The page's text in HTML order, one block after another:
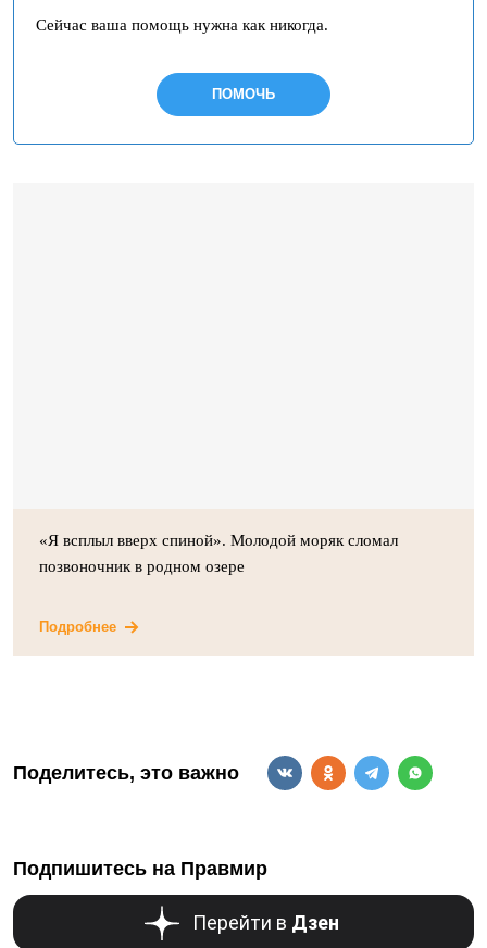
Сейчас ваша помощь нужна как никогда.
ПОМОЧЬ
«Я всплыл вверх спиной». Молодой моряк сломал
позвоночник в родном озере
Подробнее
Поделитесь, это важно
Подпишитесь на Правмир
Перейти в Дзен